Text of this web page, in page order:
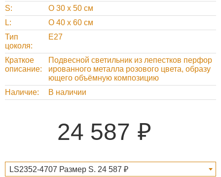
S
O 30 х 50 см
L
O 40 х 60 см
Тип
цоколя
Е27
Краткое
описание
Подвесной светильник из лепестков перфор
ированного металла розового цвета, образу
ющего объёмную композицию
Наличие
В наличии
24 587
LS2352-4707 Размер S. 24 587 ₽